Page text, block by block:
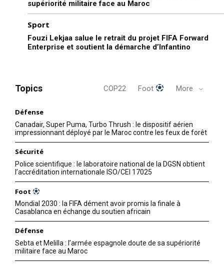
supériorité militaire face au Maroc
Sport
Fouzi Lekjaa salue le retrait du projet FIFA Forward
Enterprise et soutient la démarche d’Infantino
Topics COP22 Foot More
Défense
Canadair, Super Puma, Turbo Thrush : le dispositif aérien
impressionnant déployé par le Maroc contre les feux de forêt
Sécurité
Police scientifique : le laboratoire national de la DGSN obtient
l’accréditation internationale ISO/CEI 17025
Foot
Mondial 2030 : la FIFA dément avoir promis la finale à
Casablanca en échange du soutien africain
Défense
Sebta et Melilla : l’armée espagnole doute de sa supériorité
militaire face au Maroc